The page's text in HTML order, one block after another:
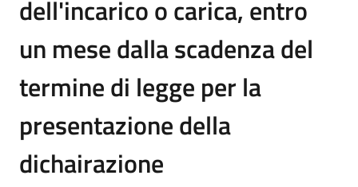
dell'incarico o carica, entro
un mese dalla scadenza del
termine di legge per la
presentazione della
dichairazione